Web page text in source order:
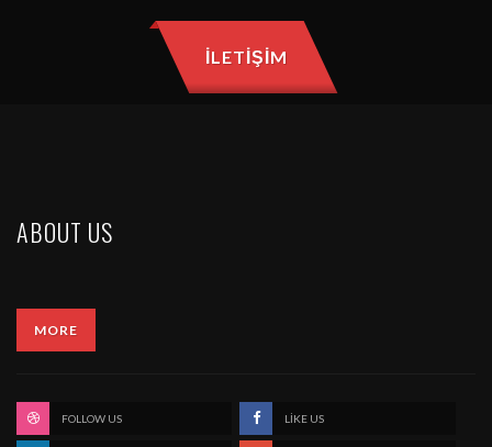
İLETIŞIM
ABOUT US
FOLLOW US LIKE US